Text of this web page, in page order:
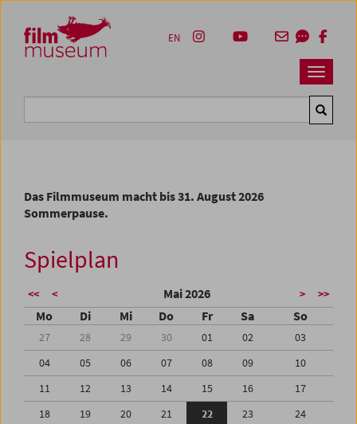
Zum Inhalt
Zum Hauptmenü
Zur Servicenavigation
Zum Suche
Navbar
EN
Das Filmmuseum macht bis 31. August 2026
Sommerpause.
Spielplan
<< < Mai 2026 > >>
Mo Di Mi Do Fr Sa So
27 28 29 30 01 02
03
04
05 06 07 08 09
10
11
12 13 14 15 16
17
18
19 20 21 22 23
24